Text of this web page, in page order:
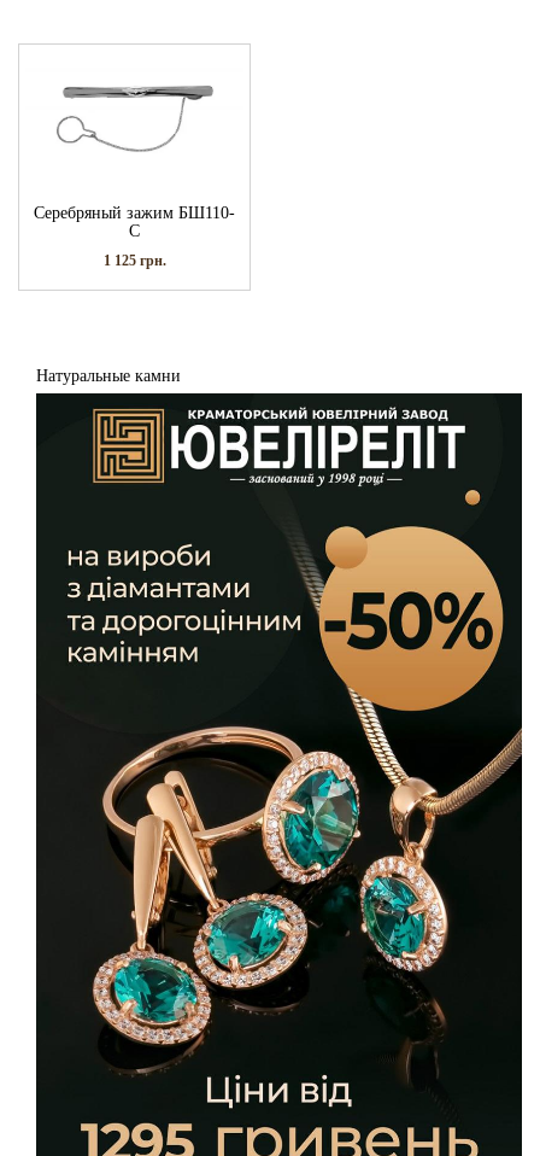
Серебряный зажим БШ110-
С
1 125 грн.
Натуральные камни